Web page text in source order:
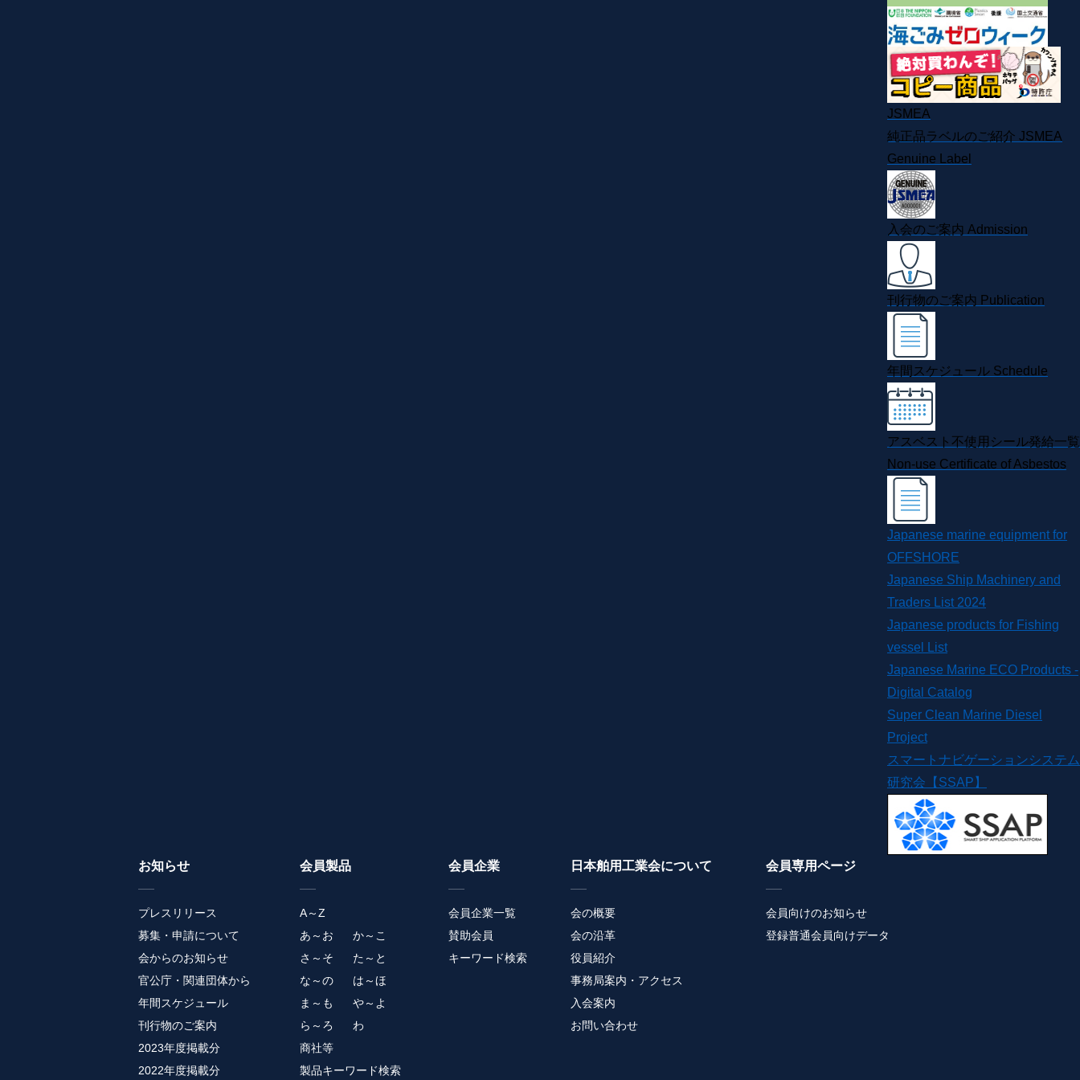
JSMEA
純正品ラベルのご紹介 JSMEA
Genuine Label
入会のご案内 Admission
刊行物のご案内 Publication
年間スケジュール Schedule
アスベスト不使用シール発給一覧
Non-use Certificate of Asbestos
Japanese marine equipment for
OFFSHORE
Japanese Ship Machinery and
Traders List 2024
Japanese products for Fishing
vessel List
Japanese Marine ECO Products -
Digital Catalog
Super Clean Marine Diesel
Project
スマートナビゲーションシステム
研究会【SSAP】
お知らせ
プレスリリース
募集・申請について
会からのお知らせ
官公庁・関連団体から
年間スケジュール
刊行物のご案内
2023年度掲載分
2022年度掲載分
会員製品
A～Z
あ～お
か～こ
さ～そ
た～と
な～の
は～ほ
ま～も
や～よ
ら～ろ
わ
商社等
製品キーワード検索
会員企業
会員企業一覧
賛助会員
キーワード検索
日本舶用工業会について
会の概要
会の沿革
役員紹介
事務局案内・アクセス
入会案内
お問い合わせ
会員専用ページ
会員向けのお知らせ
登録普通会員向けデータ